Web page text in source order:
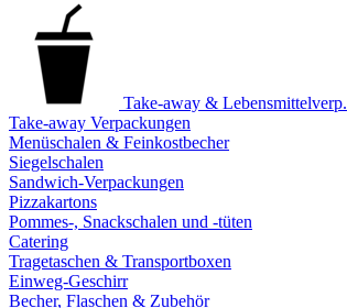
Take-away & Lebensmittelverp.
Take-away Verpackungen
Menüschalen & Feinkostbecher
Siegelschalen
Sandwich-Verpackungen
Pizzakartons
Pommes-, Snackschalen und -tüten
Catering
Tragetaschen & Transportboxen
Einweg-Geschirr
Becher, Flaschen & Zubehör